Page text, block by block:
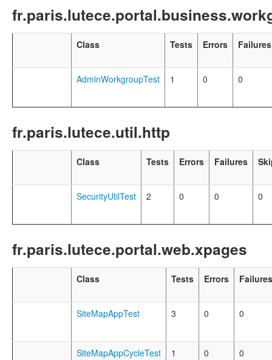
Class Tests Errors Failures
AdminWorkgroupTest 1 0 0
fr.paris.lutece.util.http
Class Tests Errors Failures
SecurityUtilTest 2 0 0 0
fr.paris.lutece.portal.web.xpages
Class Tests Errors Failures
SiteMapAppTest 3 0 0
SiteMapAppCycleTest 1 0 0